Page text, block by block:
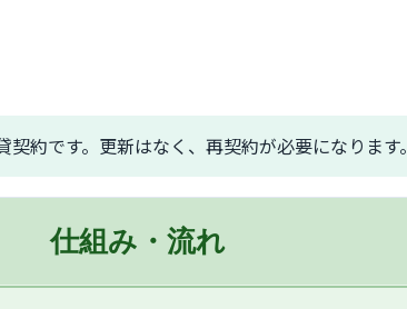
約です。更新はなく、再契約が必要になります。